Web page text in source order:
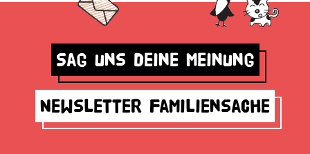
Sag uns deine Meinung
Newsletter Familiensache